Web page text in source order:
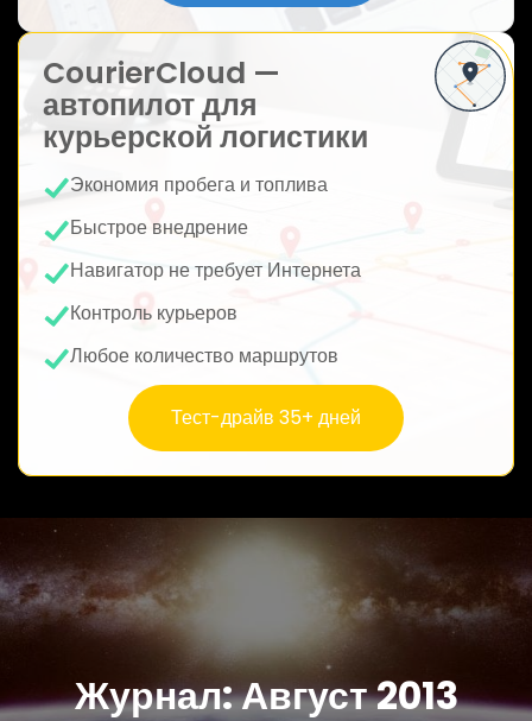
CourierCloud —
автопилот для
курьерской логистики
Экономия пробега и топлива
Быстрое внедрение
Навигатор не требует Интернета
Контроль курьеров
Любое количество маршрутов
Тест-драйв 35+ дней
Журнал:Август 2013